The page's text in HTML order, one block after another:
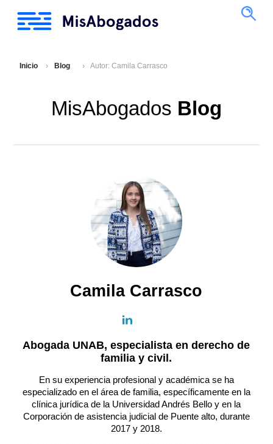
Inicio Blog Autor: Camila Carrasco
MisAbogados Blog
Camila Carrasco
Abogada UNAB, especialista en derecho de
familia y civil.
En su experiencia profesional y académica se ha
especializado en el área de familia, específicamente en la
clínica jurídica de la Universidad Andrés Bello y en la
Corporación de asistencia judicial de Puente alto, durante
2017 y 2018.